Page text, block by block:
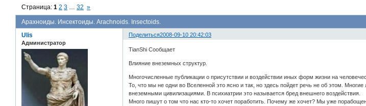
Арахноиды. Инсектоиды. Arachnoids. Insectoids.
Страница:1 2 3 32 »
Поделиться2008-09-10 20:42:03
Ulis
Администратор
TianShi Сообщает
Влияние внеземных структур.
Многочисленные публикации о присутствии и воздействии иных форм жизни на
То, что мы не одни во Вселенной это ясно и так, но здесь пойдет речь не об этом.
внеземными цивилизациями. В психиатрии это называется бред внешнего воздействия.
Много пишут о том что нас кто-то хочет поработить. Почему же хочет? Мы уже